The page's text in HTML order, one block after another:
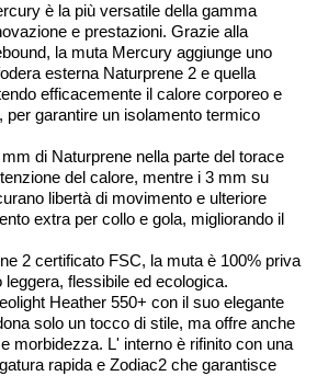
è la più versatile della gamma
e prestazioni. Grazie alla
la muta Mercury aggiunge uno
esterna Naturprene 2 e quella
efficacemente il calore corporeo e
per garantire un isolamento termico
di Naturprene nella parte del torace
del calore, mentre i 3 mm su
libertà di movimento e ulteriore
extra per collo e gola, migliorando il
2 certificato FSC, la muta è 100% priva
flessibile ed ecologica.
Heather 550+ con il suo elegante
solo un tocco di stile, ma offre anche
morbidezza. L' interno è rifinito con una
rapida e Zodiac2 che garantisce